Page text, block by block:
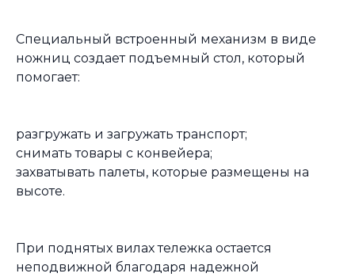
Специальный встроенный механизм в виде
ножниц создает подъемный стол, который
помогает:
разгружать и загружать транспорт;
снимать товары с конвейера;
захватывать палеты, которые размещены на
высоте.
При поднятых вилах тележка остается
неподвижной благодаря надежной